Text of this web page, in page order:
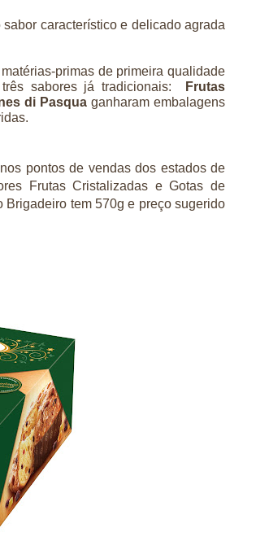
característico e delicado agrada
primas de primeira qualidade
sabores já tradicionais:
Frutas
di Pasqua ganharam embalagens
pontos de vendas dos estados de
Frutas Cristalizadas e Gotas de
Brigadeiro tem 570g e preço sugerido